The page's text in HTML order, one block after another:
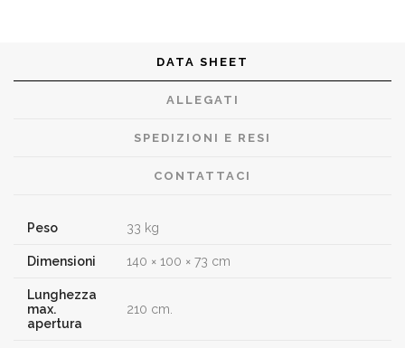
DATA SHEET
ALLEGATI
SPEDIZIONI E RESI
CONTATTACI
Peso 33 kg
Dimensioni 140 × 100 × 73 cm
Lunghezza
max.
apertura
210 cm.